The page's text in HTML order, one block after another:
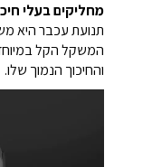
מחליקים בעלי
תנועת עכבר היא
והחיכוך הנמוך שלו.